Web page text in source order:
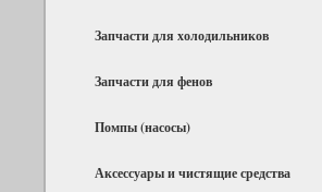
Запчасти для холодильников
Запчасти для фенов
Помпы (насосы)
Аксессуары и чистящие средства